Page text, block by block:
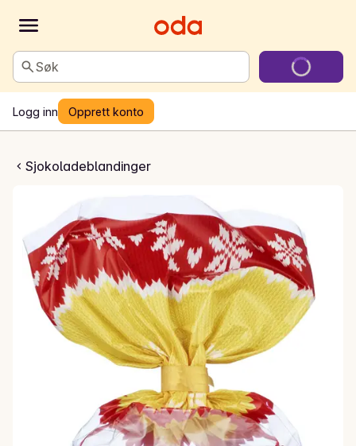
Søk
Logg inn Opprett konto
Sjokoladeblandinger
melkesjokolade